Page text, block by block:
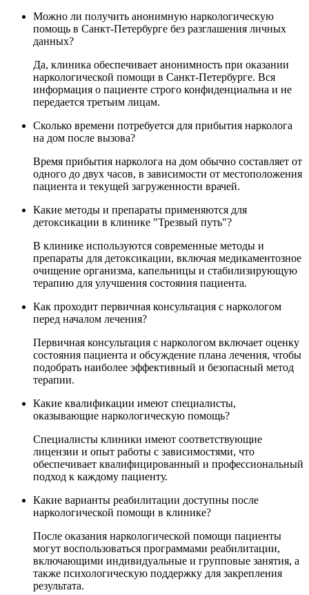
Можно ли получить анонимную наркологическую
помощь в Санкт-Петербурге без разглашения личных
данных?
Да, клиника обеспечивает анонимность при оказании
наркологической помощи в Санкт-Петербурге. Вся
информация о пациенте строго конфиденциальна и не
передается третьим лицам.
Сколько времени потребуется для прибытия нарколога
на дом после вызова?
Время прибытия нарколога на дом обычно составляет от
одного до двух часов, в зависимости от местоположения
пациента и текущей загруженности врачей.
Какие методы и препараты применяются для
детоксикации в клинике "Трезвый путь"?
В клинике используются современные методы и
препараты для детоксикации, включая медикаментозное
очищение организма, капельницы и стабилизирующую
терапию для улучшения состояния пациента.
Как проходит первичная консультация с наркологом
перед началом лечения?
Первичная консультация с наркологом включает оценку
состояния пациента и обсуждение плана лечения, чтобы
подобрать наиболее эффективный и безопасный метод
терапии.
Какие квалификации имеют специалисты,
оказывающие наркологическую помощь?
Специалисты клиники имеют соответствующие
лицензии и опыт работы с зависимостями, что
обеспечивает квалифицированный и профессиональный
подход к каждому пациенту.
Какие варианты реабилитации доступны после
наркологической помощи в клинике?
После оказания наркологической помощи пациенты
могут воспользоваться программами реабилитации,
включающими индивидуальные и групповые занятия, а
также психологическую поддержку для закрепления
результата.